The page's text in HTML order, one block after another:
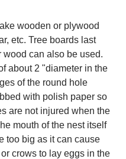
etc. Tree boards last
wood can also be used.
about 2 "diameter in the
of the round hole
with polish paper so
are not injured when the
mouth of the nest itself
too big as it can cause
crows to lay eggs in the